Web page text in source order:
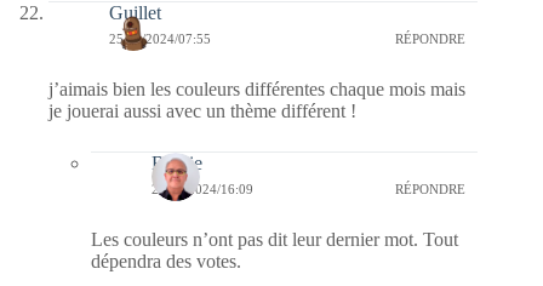
Guillet
25/11/2024/07:55 RÉPONDRE
j’aimais bien les couleurs différentes chaque mois mais
je jouerai aussi avec un thème différent !
Bernie
26/11/2024/16:09 RÉPONDRE
Les couleurs n’ont pas dit leur dernier mot. Tout
dépendra des votes.